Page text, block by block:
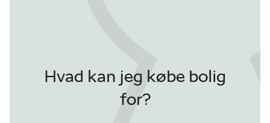
Hvad kan jeg købe bolig
for?